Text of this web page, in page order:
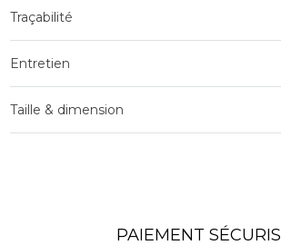
Traçabilité
Entretien
Taille & dimension
PAIEMENT